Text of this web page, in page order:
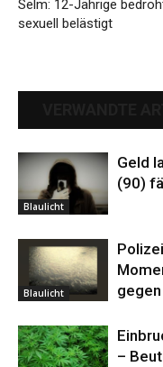
Selm: 12-Jährige
sexuell belästigt
Blaulicht
Geld
(90)
Blaulicht
–